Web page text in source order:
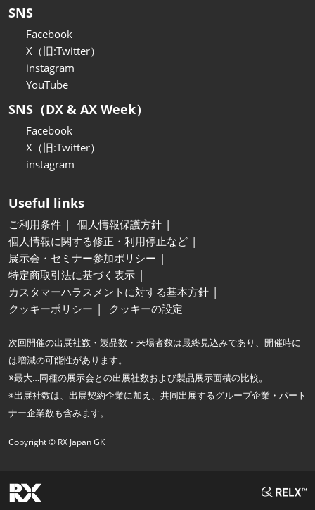
SNS
Facebook
X（旧:Twitter）
instagram
YouTube
SNS（DX & AX Week）
Facebook
X（旧:Twitter）
instagram
Useful links
ご利用条件
個人情報保護方針
個人情報に関する修正・利用停止など
展示会・セミナー参加ポリシー
特定商取引法に基づく表示
カスタマーハラスメントに対する基本方針
クッキーポリシー
クッキーの設定
次回開催の出展社数・製品数・来場者数は最終見込みであり、開催時に
は増減の可能性があります。
※最大…同種の展示会との出展社数および製品展示面積の比較。
※出展社数は、出展契約企業に加え、共同出展するグループ企業・パート
ナー企業数も含みます。
Copyright © RX Japan GK